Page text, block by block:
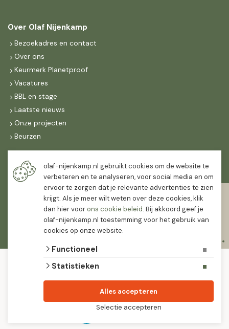
Over Olaf Nijenkamp
Bezoekadres en contact
Over ons
Keurmerk Planetproof
Vacatures
BBL en stage
Laatste nieuws
Onze projecten
Beurzen
Maandag t/m vrijdag
07:30-
16:30
12:00
algemene voorwaarden
leveranciers die leveren met keurmerk.
olaf-nijenkamp.nl gebruikt cookies om de website te
verbeteren en te analyseren, voor social media en om
ervoor te zorgen dat je relevante advertenties te zien
krijgt. Als je meer wilt weten over deze cookies, klik
dan hier voorons cookie beleid. Bij akkoord geef je
olaf-nijenkamp.nl toestemming voor het gebruik van
cookies op onze website.
Functioneel
Statistieken
Selectie accepteren
Alles accepteren